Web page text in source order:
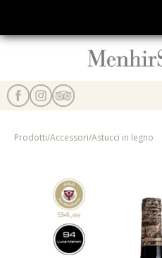
Prodotti/Accessori/Astucci in legno